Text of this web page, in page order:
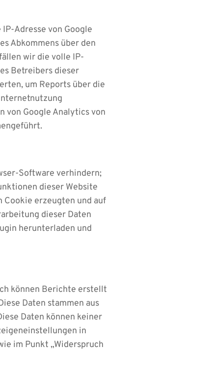
Adresse von Google
Abkommens über den
wir die volle IP-
Betreibers dieser
um Reports über die
von Google Analytics von
Software verhindern;
dieser Website
Cookie erzeugten und auf
dieser Daten
herunterladen und
können Berichte erstellt
Daten stammen aus
Daten können keiner
in
im Punkt „Widerspruch